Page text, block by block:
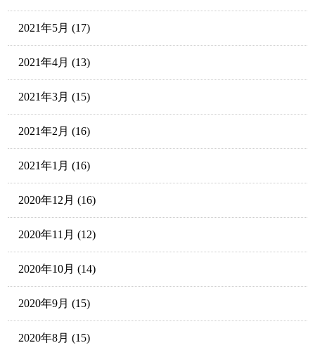
2021年5月 (17)
2021年4月 (13)
2021年3月 (15)
2021年2月 (16)
2021年1月 (16)
2020年12月 (16)
2020年11月 (12)
2020年10月 (14)
2020年9月 (15)
2020年8月 (15)